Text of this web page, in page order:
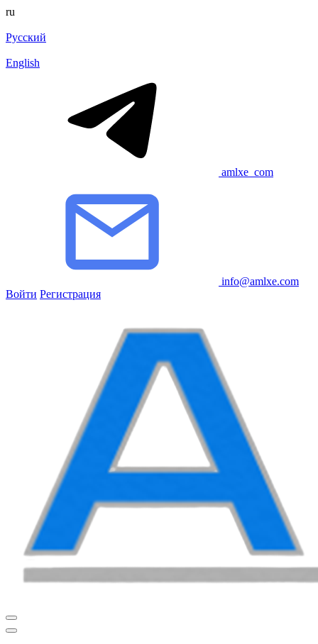
ru
Русский
English
amlxe_com
info@amlxe.com
Войти Регистрация